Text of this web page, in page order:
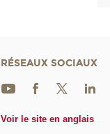
RÉSEAUX SOCIAUX
Voir le site en anglais